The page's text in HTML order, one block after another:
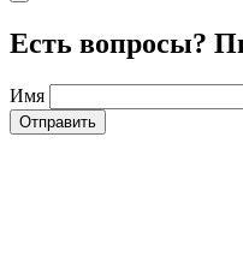
Есть вопросы?
Имя